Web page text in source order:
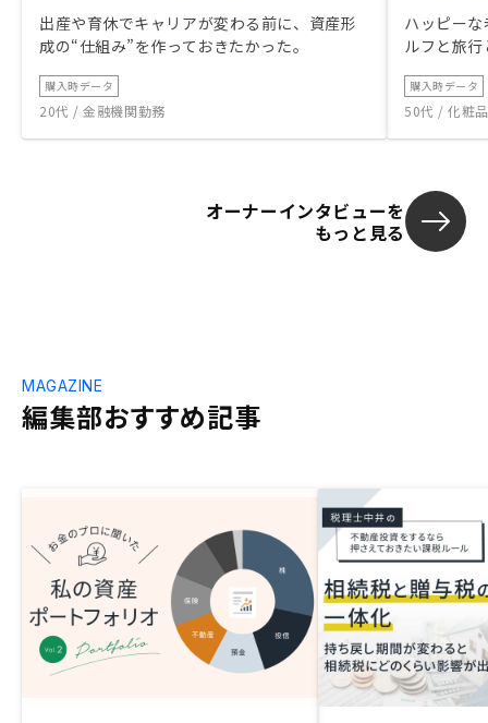
出産や育休でキャリアが変わる前に、資産形
成の“仕組み”を作っておきたかった。
購入時データ
20代 / 金融機関勤務
ハッピー
ルフと旅
購入時データ
50代 / 化粧
オーナーインタビューを
もっと見る
編集部おすすめ記事
MAGAZINE